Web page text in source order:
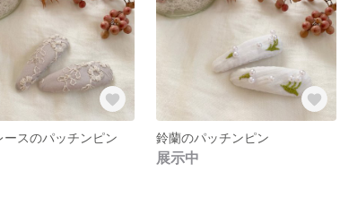
ースのパッチンピン 鈴蘭のパッチンピン
展示中